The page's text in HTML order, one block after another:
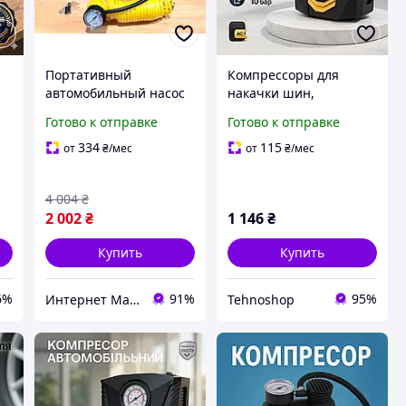
Портативный
автомобильный насос
Насос автомобильный
компрессор,
Готово к отправке
от334 ₴/мес
2 002 ₴
4 004 ₴
Купить
Интернет Магазин "StepShop" 91%
Компрессоры для
накачки шин,
компрессор для шин,
Автонасос с
Готово к отправке
от 115₴/мес
1 146₴
Купить
Tehnoshop 95%